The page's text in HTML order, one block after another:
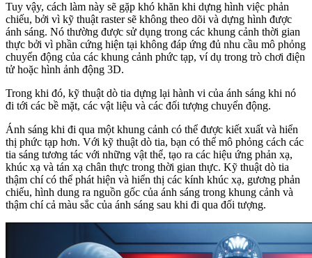
Tuy vậy, cách làm này sẽ gặp khó khăn khi dựng hình việc phản
chiếu, bởi vì kỹ thuật raster sẽ không theo dõi và dựng hình được
ánh sáng. Nó thường được sử dụng trong các khung cảnh thời gian
thực bởi vì phần cứng hiện tại không đáp ứng đủ nhu cầu mô phỏng
chuyển động của các khung cảnh phức tạp, ví dụ trong trò chơi điện
tử hoặc hình ảnh động 3D.
Trong khi đó, kỹ thuật dò tia dựng lại hành vi của ánh sáng khi nó
đi tới các bề mặt, các vật liệu và các đối tượng chuyển động.
Ánh sáng khi đi qua một khung cảnh có thể được kiết xuất và hiển
thị phức tạp hơn. Với kỹ thuật dò tia, bạn có thể mô phỏng cách các
tia sáng tương tác với những vật thể, tạo ra các hiệu ứng phản xạ,
khúc xạ và tán xạ chân thực trong thời gian thực. Kỹ thuật dò tia
thậm chí có thể phát hiện và hiển thị các kính khúc xạ, gương phản
chiếu, hình dung ra nguồn gốc của ánh sáng trong khung cảnh và
thậm chí cả màu sắc của ánh sáng sau khi đi qua đối tượng.